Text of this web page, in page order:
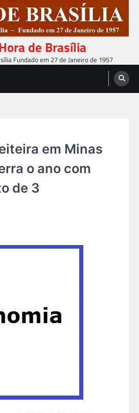
de Brasília
Fundado em 27 de Janeiro de 1957
em Minas
o ano com
de 3